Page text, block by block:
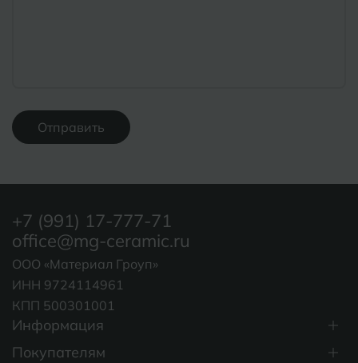
Отправить
Информация
Покупателям
+7 (991) 17-777-71
office@mg-ceramic.ru
ООО «Материал Гроуп»
ИНН 9724114961
КПП 500301001